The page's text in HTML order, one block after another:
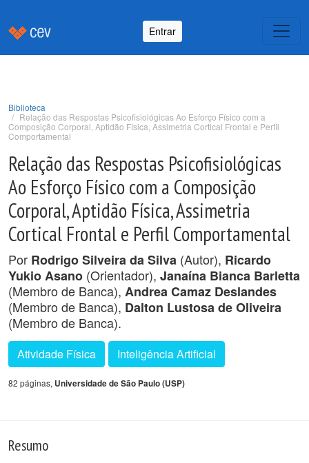
Entrar
Biblioteca
Relação das Respostas Psicofisiológicas Ao Esforço Físico com a
Composição Corporal, Aptidão Física, Assimetria Cortical Frontal e Perfil
Comportamental
Relação das Respostas Psicofisiológicas
Ao Esforço Físico com a Composição
Corporal, Aptidão Física, Assimetria
Cortical Frontal e Perfil Comportamental
Por Rodrigo Silveira da Silva (Autor), Ricardo
Yukio Asano (Orientador), Janaína Bianca Barletta
(Membro de Banca), Andrea Camaz Deslandes
(Membro de Banca), Dalton Lustosa de Oliveira
(Membro de Banca).
Atividade Física Inteligência Artificial
82 páginas, Universidade de São Paulo (USP)
Resumo